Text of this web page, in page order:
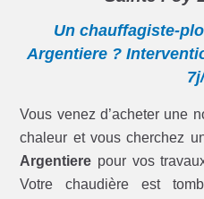
Un chauffagiste-
Argentiere ?
Vous venez d’acheter une
chaleur et vous cherchez
Argentiere pour vos
Votre chaudière est